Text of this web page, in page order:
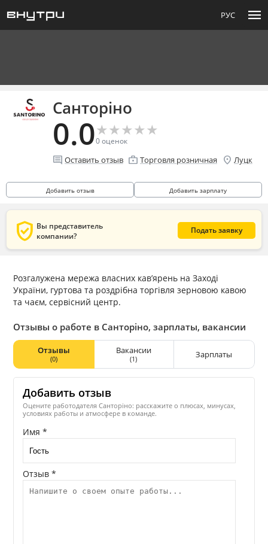
РУС menu
Санторіно
0.0★
★★
★★
★★
★★
★
0оценок
comment Оставить отзыв enterprise Торговля розничная location_on Луцк
Добавить отзыв Добавить зарплату
verified_user Вы представитель
компании?
Подать заявку
Розгалужена мережа власних кав’ярень на Заході
України, гуртова та роздрібна торгівля зерновою кавою
та чаєм, сервісний центр.
Отзывы о работе в Санторіно, зарплаты, вакансии
Отзывы
(0)
Вакансии
(1) Зарплаты
Добавить отзыв
Оцените работодателя Санторіно: расскажите о плюсах, минусах,
условиях работы и атмосфере в команде.
Имя *
Отзыв *